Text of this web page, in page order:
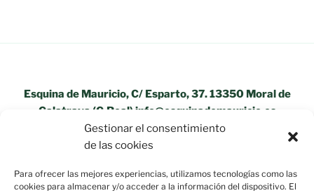
Gestionar el consentimiento
de las cookies
Para ofrecer las mejores experiencias, utilizamos tecnologías como las
cookies para almacenar y/o acceder a la información del dispositivo. El
Esquina de Mauricio, C/ Esparto, 37. 13350 Moral de
Calatrava (C.Real) info@esquinademauricio.es
«Aviso Legal»